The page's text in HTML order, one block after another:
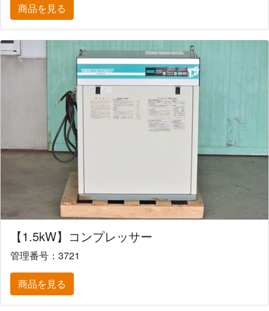
商品を見る
【1.5kW】コンプレッサー
管理番号：3721
商品を見る